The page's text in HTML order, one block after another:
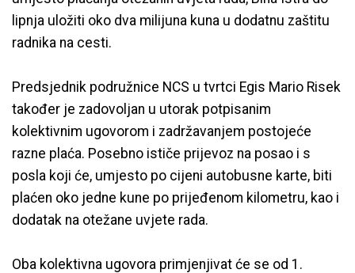
lipnja uložiti oko dva milijuna kuna u dodatnu zaštitu
radnika na cesti.
Predsjednik podružnice NCS u tvrtci Egis Mario Risek
također je zadovoljan u utorak potpisanim
kolektivnim ugovorom i zadržavanjem postojeće
razne plaća. Posebno ističe prijevoz na posao i s
posla koji će, umjesto po cijeni autobusne karte, biti
plaćen oko jedne kune po prijeđenom kilometru, kao i
dodatak na otežane uvjete rada.
Oba kolektivna ugovora primjenjivat će se od 1.